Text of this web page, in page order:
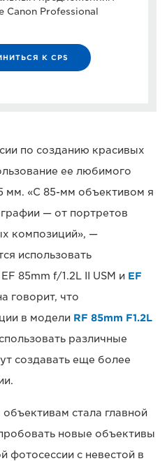
Canon Professional
К CPS
по созданию красивых
ее любимого
мм. «С 85-мм объективом я
— от портретов
композиций», —
использовать
85mm f/1.2L II USM и EF
говорит, что
в модели RF 85mm F1.2L
различные
создавать еще более
стала главной
новые объективы
фотосессии с невестой в